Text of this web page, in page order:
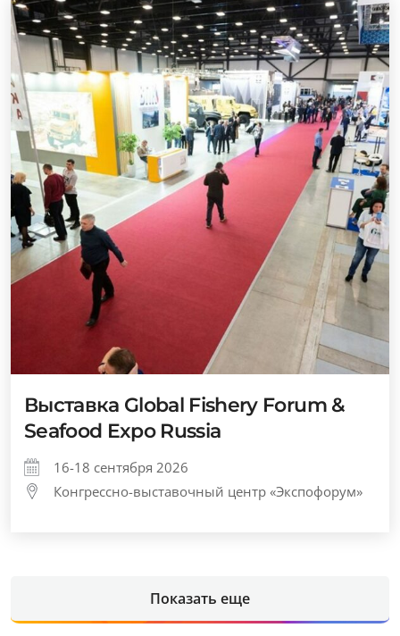
Выставка Global Fishery Forum &
Seafood Expo Russia
16-18 сентября 2026
Конгрессно-выставочный центр «Экспофорум»
Показать еще